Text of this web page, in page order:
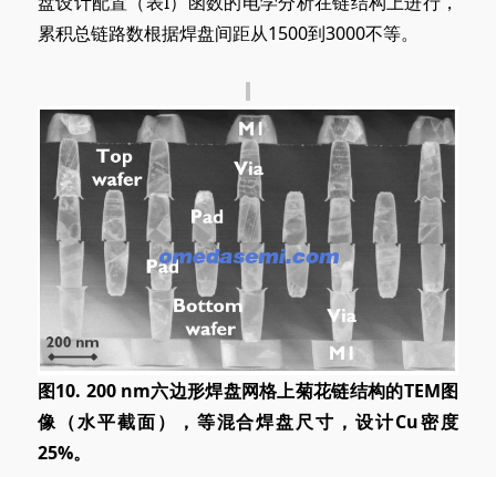
累积总链路数根据焊盘间距从1500到3000不等。
图10. 200 nm六边形焊盘网格上菊花链结构的TEM图
像（水平截面），等混合焊盘尺寸，设计Cu密度
25%。